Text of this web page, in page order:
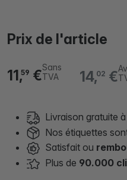
Prix de l'article
14,02 €
11,59 €Sans
TVA
Livraison gratuite
Nos étiquettes
Satisfait ou
Plus de 90.000